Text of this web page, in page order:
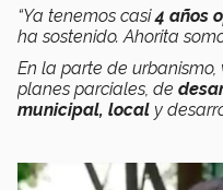
“Ya tenemos casi4 años
ha sostenido. Ahorita
En la parte de
planes parciales, de
municipal, local y